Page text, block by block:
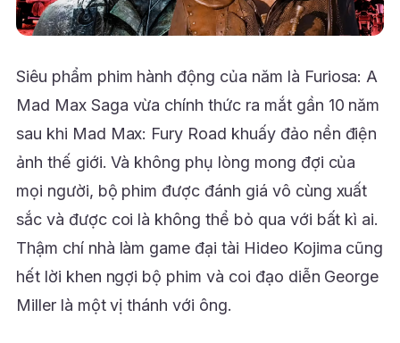
Siêu phẩm phim hành động của năm là Furiosa: A
Mad Max Saga vừa chính thức ra mắt gần 10 năm
sau khi Mad Max: Fury Road khuấy đảo nền điện
ảnh thế giới. Và không phụ lòng mong đợi của
mọi người, bộ phim được đánh giá vô cùng xuất
sắc và được coi là không thể bỏ qua với bất kì ai.
Thậm chí nhà làm game đại tài Hideo Kojima cũng
hết lời khen ngợi bộ phim và coi đạo diễn George
Miller là một vị thánh với ông.